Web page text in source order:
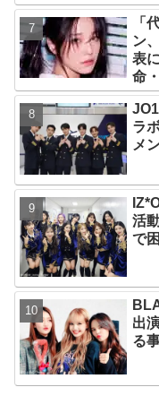
続
だ
「
ン
表
命
ラ
メ
活
で
出
る